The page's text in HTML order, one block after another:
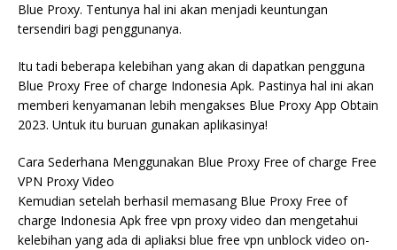
Blue Proxy. Tentunya hal ini akan menjadi keuntungan
tersendiri bagi penggunanya.
Itu tadi beberapa kelebihan yang akan di dapatkan pengguna
Blue Proxy Free of charge Indonesia Apk. Pastinya hal ini akan
memberi kenyamanan lebih mengakses Blue Proxy App Obtain
2023. Untuk itu buruan gunakan aplikasinya!
Cara Sederhana Menggunakan Blue Proxy Free of charge Free
VPN Proxy Video
Kemudian setelah berhasil memasang Blue Proxy Free of
charge Indonesia Apk free vpn proxy video dan mengetahui
kelebihan yang ada di apliaksi blue free vpn unblock video on-